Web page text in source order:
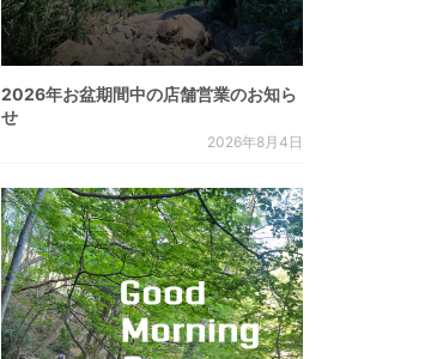
2026年お盆期間中の店舗営業のお知ら
せ
2026年8月4日